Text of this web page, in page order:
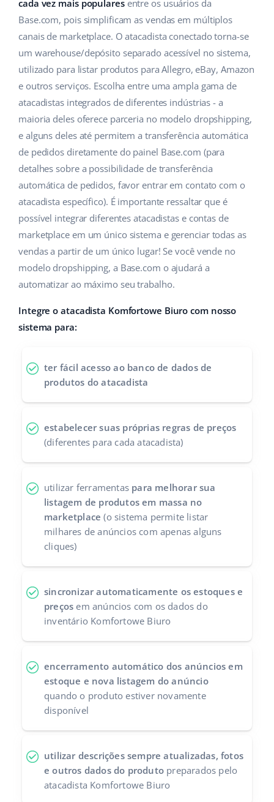
Gestão de Envios
Automação do fluxo de trabalho
Base Connect
IA para ecommerce
Base Analytics
Produtos infantis
Eletrônicos
Peças automotivas
Supermercado
Saúde e beleza
Moda
Ajuda
Academy
Blog
Serviços
Auditoria de contas
Outros
Casos de Sucesso
Calculadora de benefícios
Colaboração e parcerias
Parceiros Base
Contato
english (US)
english (GB)
english (IN)
čeština
deutsch
Ελληνικά
español (AR)
español (MX)
Français
Italiano
中文
cada vez mais popularesentre os usuários da
Base.com, pois simplificam as vendas em múltiplos
canais de marketplace. O atacadista conectado torna-se
um warehouse/depósito separado acessível no sistema,
utilizado para listar produtos para Allegro, eBay, Amazon
e outros serviços. Escolha entre uma ampla gama de
atacadistas integrados de diferentes indústrias - a
maioria deles oferece parceria no modelo dropshipping,
e alguns deles até permitem a transferência automática
de pedidos diretamente do painel Base.com (para
detalhes sobre a possibilidade de transferência
automática de pedidos, favor entrar em contato com o
atacadista específico). É importante ressaltar que é
possível integrar diferentes atacadistas e contas de
marketplace em um único sistema e gerenciar todas as
vendas a partir de um único lugar! Se você vende no
modelo dropshipping, a Base.com o ajudará a
automatizar ao máximo seu trabalho.
Integre o atacadista Komfortowe Biuro com nosso
sistema para:
ter fácil acesso ao banco de dados de
produtos do atacadista
estabelecer suas próprias regras de preços
(diferentes para cada atacadista)
utilizar ferramentas para melhorar sua
listagem de produtos em massa no
marketplace (o sistema permite listar
milhares de anúncios com apenas alguns
cliques)
sincronizar automaticamente os estoques e
preços em anúncios com os dados do
inventário Komfortowe Biuro
encerramento automático dos anúncios em
estoque e nova listagem do anúncio
quando o produto estiver novamente
disponível
utilizar descrições sempre atualizadas, fotos
e outros dados do produto preparados pelo
atacadista Komfortowe Biuro